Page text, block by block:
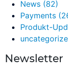
News (82)
Payments
Produkt-
Newsletter